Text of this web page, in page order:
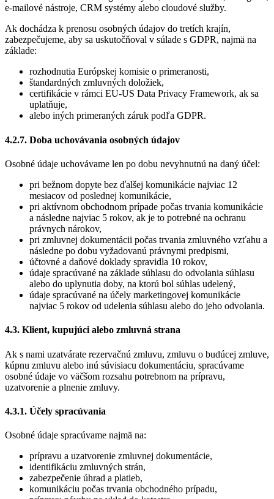
e-mailové nástroje, CRM systémy alebo cloudové služby.
Ak dochádza k prenosu osobných údajov do tretích krajín,
zabezpečujeme, aby sa uskutočňoval v súlade s GDPR, najmä na
základe:
rozhodnutia Európskej komisie o primeranosti,
štandardných zmluvných doložiek,
certifikácie v rámci EU-US Data Privacy Framework, ak sa
uplatňuje,
alebo iných primeraných záruk podľa GDPR.
4.2.7. Doba uchovávania osobných údajov
Osobné údaje uchovávame len po dobu nevyhnutnú na daný účel:
pri bežnom dopyte bez ďalšej komunikácie najviac 12
mesiacov od poslednej komunikácie,
pri aktívnom obchodnom prípade počas trvania komunikácie
a následne najviac 5 rokov, ak je to potrebné na ochranu
právnych nárokov,
pri zmluvnej dokumentácii počas trvania zmluvného vzťahu a
následne po dobu vyžadovanú právnymi predpismi,
účtovné a daňové doklady spravidla 10 rokov,
údaje spracúvané na základe súhlasu do odvolania súhlasu
alebo do uplynutia doby, na ktorú bol súhlas udelený,
údaje spracúvané na účely marketingovej komunikácie
najviac 5 rokov od udelenia súhlasu alebo do jeho odvolania.
4.3. Klient, kupujúci alebo zmluvná strana
Ak s nami uzatvárate rezervačnú zmluvu, zmluvu o budúcej zmluve,
kúpnu zmluvu alebo inú súvisiacu dokumentáciu, spracúvame
osobné údaje vo väčšom rozsahu potrebnom na prípravu,
uzatvorenie a plnenie zmluvy.
4.3.1. Účely spracúvania
Osobné údaje spracúvame najmä na:
prípravu a uzatvorenie zmluvnej dokumentácie,
identifikáciu zmluvných strán,
zabezpečenie úhrad a platieb,
komunikáciu počas trvania obchodného prípadu,